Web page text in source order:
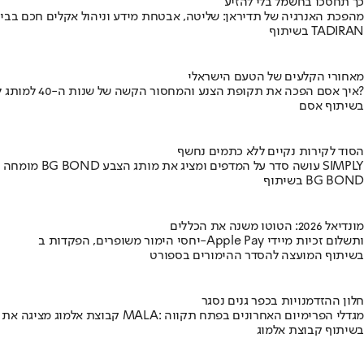
מהפכת האנרגיה של תדיראן: שליטה, אבטחת מידע וניהול אקלים חכם
בשיתוף TADIRAN
מאחורי הקלעים של הטעם הישראלי
איך אסם הפכה את תקופת הצנע והמחסור הקשה של שנות ה-40 למותג לאומי?
בשיתוף אסם
הסוד לקירות נקיים ללא כתמים נחשף
מומחה BG BOND עושה סדר על המדפים ומציג את מותג הצבע SIMPLY
בשיתוף BG BOND
מונדיאל 2026: הטוטו משנה את הכללים
יחסי הימור משופרים, הפקדות ב-Apple Pay ותשלום זכיות מיידי
בשיתוף המועצה להסדר ההימורים בספורט
חלון ההזדמנויות בכפר גנים נסגר
קבוצת אלמוג מציגה את פרויקט MALA: מגדלי הפרימיום האחרונים בפתח תקווה
בשיתוף קבוצת אלמוג